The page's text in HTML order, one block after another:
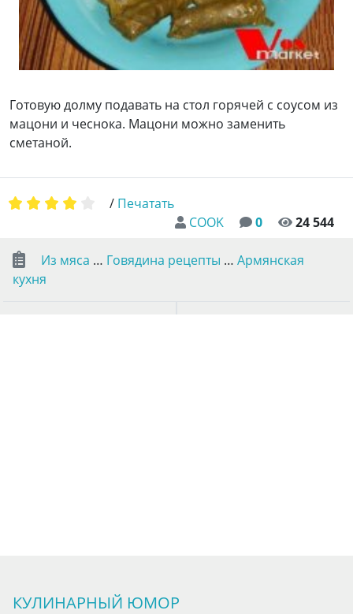
Готовую долму подавать на стол горячей с соусом из
мацони и чеснока. Мацони можно заменить
сметаной.
COOK 0 24 544
/ Печатать
Из мяса … Говядина рецепты … Армянская
кухня
КУЛИНАРНЫЙ ЮМОР